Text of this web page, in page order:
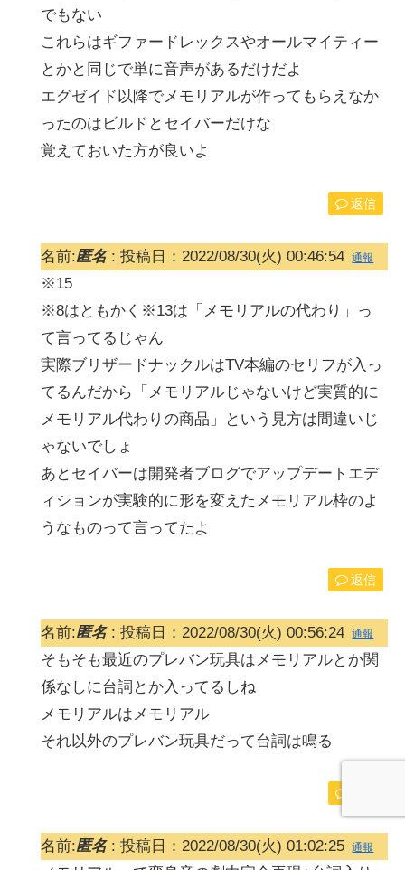
でもない
これらはギファードレックスやオールマイティー
とかと同じで単に音声があるだけだよ
エグゼイド以降でメモリアルが作ってもらえなか
ったのはビルドとセイバーだけな
覚えておいた方が良いよ
返信
名前:匿名: 投稿日：2022/08/30(火) 00:46:54 通報
※15
※8はともかく※13は「メモリアルの代わり」っ
て言ってるじゃん
実際ブリザードナックルはTV本編のセリフが入っ
てるんだから「メモリアルじゃないけど実質的に
メモリアル代わりの商品」という見方は間違いじ
ゃないでしょ
あとセイバーは開発者ブログでアップデートエデ
ィションが実験的に形を変えたメモリアル枠のよ
うなものって言ってたよ
返信
名前:匿名: 投稿日：2022/08/30(火) 00:56:24 通報
そもそも最近のプレバン玩具はメモリアルとか関
係なしに台詞とか入ってるしね
メモリアルはメモリアル
それ以外のプレバン玩具だって台詞は鳴る
名前:匿名: 投稿日：2022/08/30(火) 01:02:25 通報